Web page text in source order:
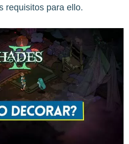
requisitos para ello.